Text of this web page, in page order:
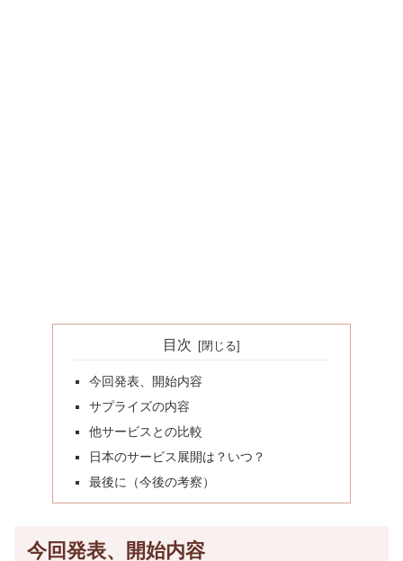
目次
今回発表、開始内容
サプライズの内容
他サービスとの比較
日本のサービス展開は？いつ？
最後に（今後の考察）
今回発表、開始内容